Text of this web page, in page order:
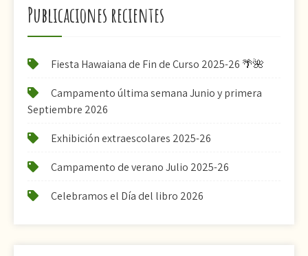
Publicaciones recientes
Fiesta Hawaiana de Fin de Curso 2025-26 🌴🌺
Campamento última semana Junio y primera
Septiembre 2026
Exhibición extraescolares 2025-26
Campamento de verano Julio 2025-26
Celebramos el Día del libro 2026